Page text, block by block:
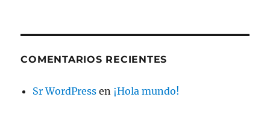
COMENTARIOS RECIENTES
Sr WordPress en ¡Hola mundo!